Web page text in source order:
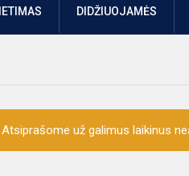
DIDŽIUOJAMĖS
už galimus laikinus